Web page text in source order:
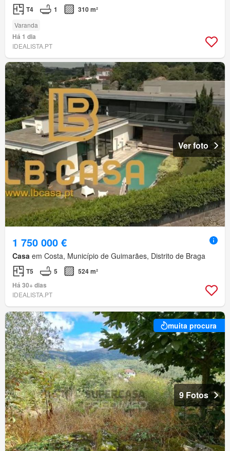
T4 1 310 m²
Varanda
Há 1 dia
IDEALISTA.PT
Ver foto
1 750 000 €
Casa em Costa, Município de Guimarães, Distrito de Braga
T5 5
524 m²
Há 30+ dias
IDEALISTA.PT
muita procura
9 Fotos